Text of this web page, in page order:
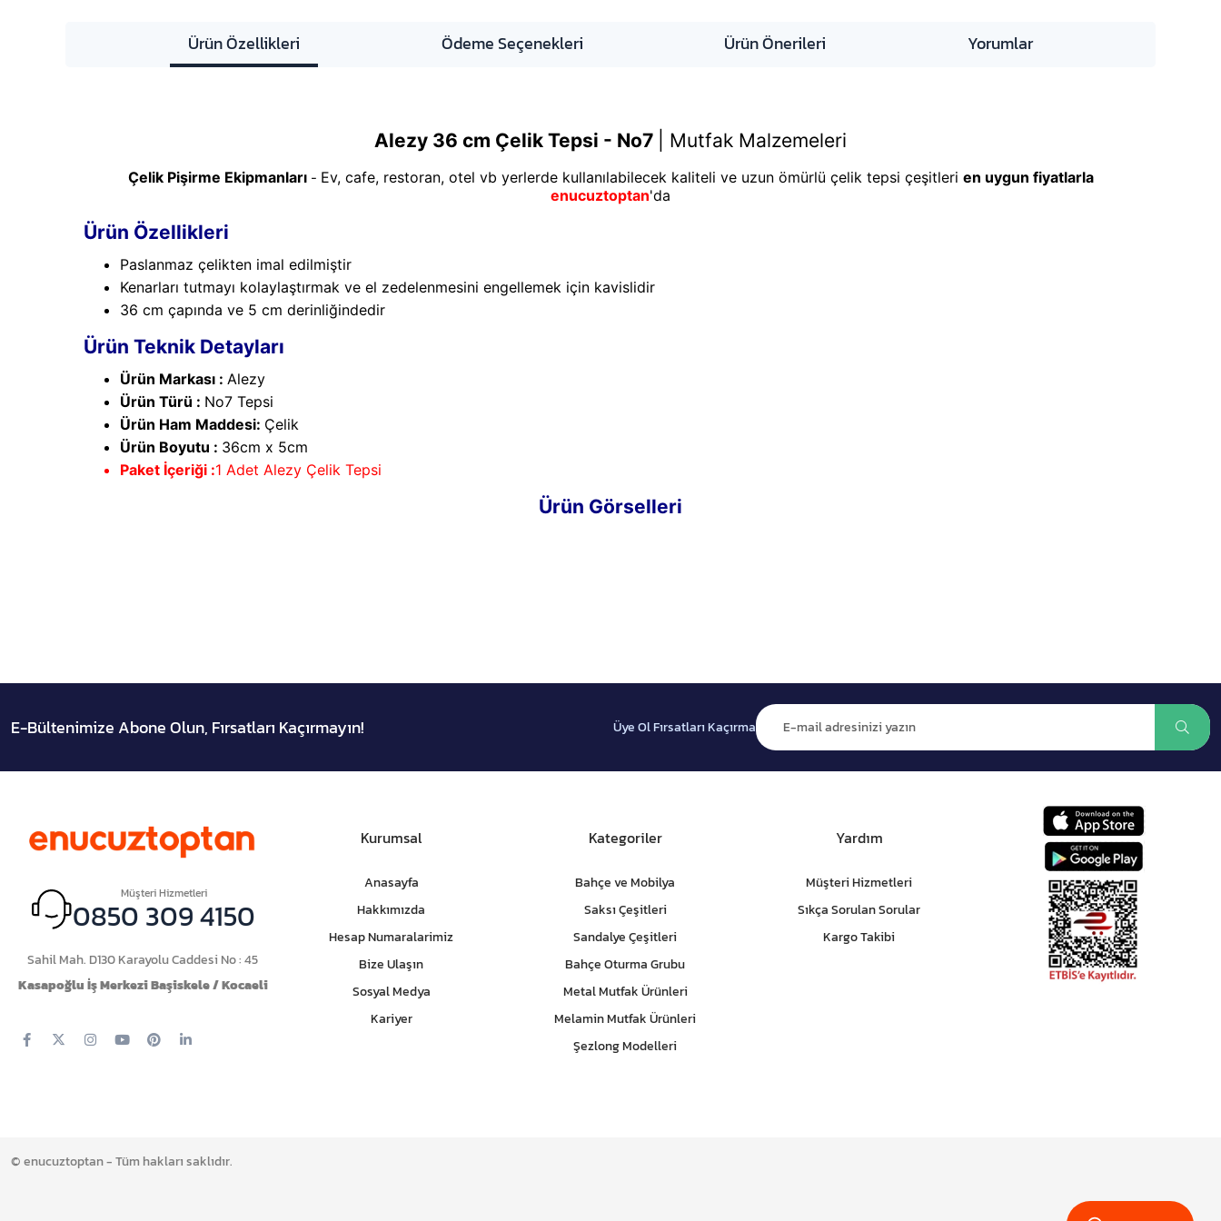
Ürün Özellikleri Ödeme Seçenekleri Ürün Önerileri Yorumlar
Alezy 36 cm Çelik Tepsi - No7 Mutfak Malzemeleri
Çelik Pişirme Ekipmanları- Ev, cafe, restoran, otel vb yerlerde kullanılabilecek kaliteli ve uzun ömürlü çelik tepsi çeşitleri en uygun fiyatlarla
enucuztoptan'da
Ürün Özellikleri
Paslanmaz çelikten imal edilmiştir
Kenarları tutmayı kolaylaştırmak ve el zedelenmesini engellemek için kavislidir
36 cm çapında ve 5 cm derinliğindedir
Ürün Teknik Detayları
Ürün Markası : Alezy
Ürün Türü : No7 Tepsi
Ürün Ham Maddesi: Çelik
Ürün Boyutu : 36cm x 5cm
Paket İçeriği :1 Adet Alezy Çelik Tepsi
Ürün Görselleri
E-Bültenimize Abone Olun, Fırsatları Kaçırmayın! Üye Ol Fırsatları Kaçırma
Müşteri Hizmetleri
0850 309 4150
Sahil Mah. D130 Karayolu Caddesi No : 45
Kasapoğlu İş Merkezi Başiskele / Kocaeli
Kurumsal
Anasayfa
Hakkımızda
Hesap Numaralarimiz
Bize Ulaşın
Sosyal Medya
Kariyer
Kategoriler
Bahçe ve Mobilya
Saksı Çeşitleri
Sandalye Çeşitleri
Bahçe Oturma Grubu
Metal Mutfak Ürünleri
Melamin Mutfak Ürünleri
Şezlong Modelleri
Yardım
Müşteri Hizmetleri
Sıkça Sorulan Sorular
Kargo Takibi
© enucuztoptan - Tüm hakları saklıdır.